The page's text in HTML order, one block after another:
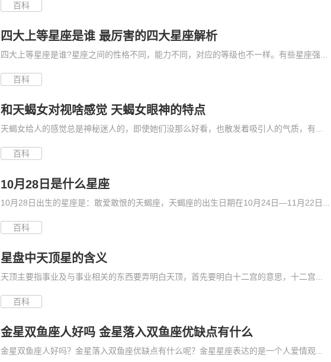
百科
四大上等星座是谁 最厉害的四大星座解析
四大上等星座是谁?星座之间的性格不同，能力不同，对应的等级也不一样。有些星座强...
百科
和天蝎女对视啥感觉 天蝎女眼神的特点
天蝎女给人的感觉总是神秘迷人的，即使她们没那么好看，也散发着吸引人的气质，有...
百科
10月28日是什么星座
10月28日出生的星座是：敢爱敢恨的天蝎座，天蝎座的出生日期在10月24日—11月22日...
百科
星盘中天顶星的含义
天顶主要指事业及与事业相关的东西要弄明白天顶，首先要明白十二宫的意思，十二宫...
百科
金星双鱼座人好吗 金星落入双鱼座优缺点有什么
金星双鱼座人好吗？金星落入双鱼座优缺点有什么呢？金星星座表达的是一个人爱情观...